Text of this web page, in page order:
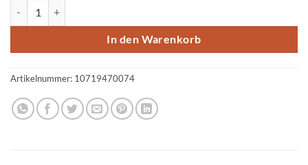
In den Warenkorb
Artikelnummer: 10719470074